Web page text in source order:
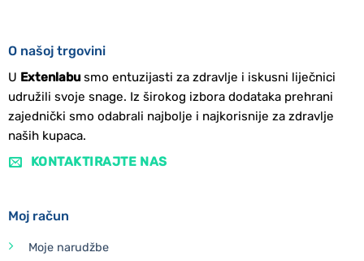
O našoj trgovini
U Extenlabusmo entuzijasti za zdravlje i iskusni liječnici
udružili svoje snage. Iz širokog izbora dodataka prehrani
zajednički smo odabrali najbolje i najkorisnije za zdravlje
naših kupaca.
KONTAKTIRAJTE NAS
Moj račun
Moje narudžbe